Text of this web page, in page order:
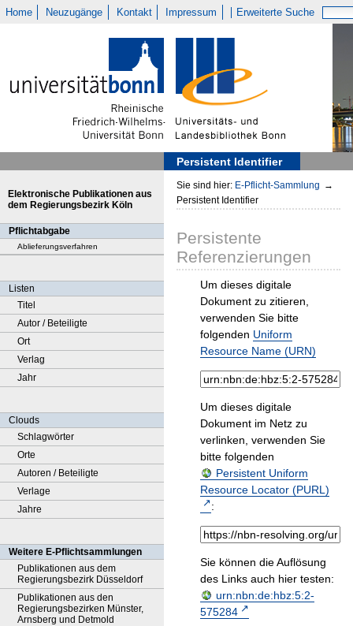
Home Neuzugänge Kontakt Impressum Erweiterte Suche
Persistent Identifier
Elektronische Publikationen aus
dem Regierungsbezirk Köln
Pflichtabgabe
Ablieferungsverfahren
Listen
Titel
Autor / Beteiligte
Ort
Verlag
Jahr
Clouds
Schlagwörter
Orte
Autoren / Beteiligte
Verlage
Jahre
Weitere E-Pflichtsammlungen
Publikationen aus dem
Regierungsbezirk Düsseldorf
Publikationen aus den
Regierungsbezirken Münster,
Arnsberg und Detmold
Sie sind hier: E-Pflicht-Sammlung →
Persistent Identifier
Persistente
Referenzierungen
Um dieses digitale
Dokument zu zitieren,
verwenden Sie bitte
folgenden Uniform
Resource Name (URN)
Um dieses digitale
Dokument im Netz zu
verlinken, verwenden Sie
bitte folgenden
Persistent Uniform
Resource Locator (PURL)
:
Sie können die Auflösung
des Links auch hier testen:
urn:nbn:de:hbz:5:2-
575284